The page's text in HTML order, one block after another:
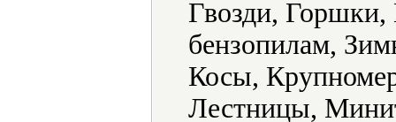
Гвозди, Горшки,
бензопилам,
Косы,
Лестницы,